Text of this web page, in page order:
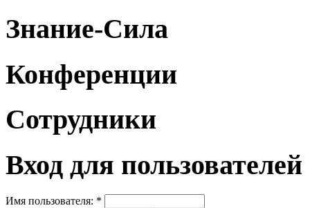
Знание-Сила
Конференции
Сотрудники
Вход для пользователей
Имя пользователя: *